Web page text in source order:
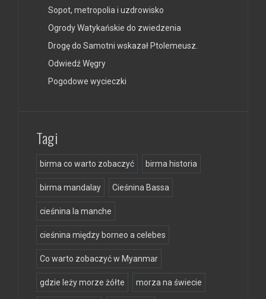
Sopot, metropolia i uzdrowisko
Ogrody Watykańskie do zwiedzenia
Drogę do Samotni wskazał Ptolemeusz.
Odwiedź Węgry
Pogodowe wycieczki
Tagi
birma co warto zobaczyć birma historia
birma mandalay Cieśnina Bassa
cieśnina la manche
cieśnina między borneo a celebes
Co warto zobaczyć w Myanmar
gdzie leży morze żółte morza na świecie